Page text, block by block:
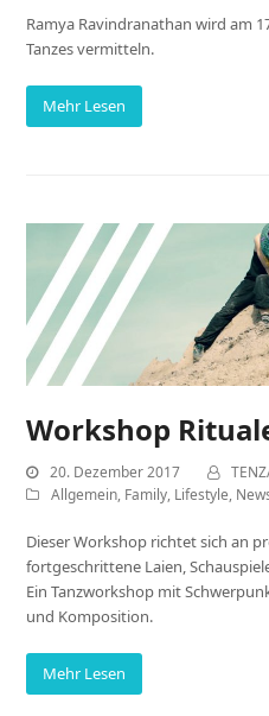
Ramya Ravindranathan wird am
Tanzes vermitteln.
Mehr Lesen
Workshop
20. Dezember 2017
Allgemein, Family, Lifestyle,
Dieser Workshop richtet sich an
fortgeschrittene Laien,
Ein Tanzworkshop mit
und Komposition.
Mehr Lesen